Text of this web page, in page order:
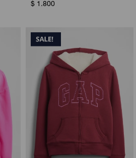
$ 1.800